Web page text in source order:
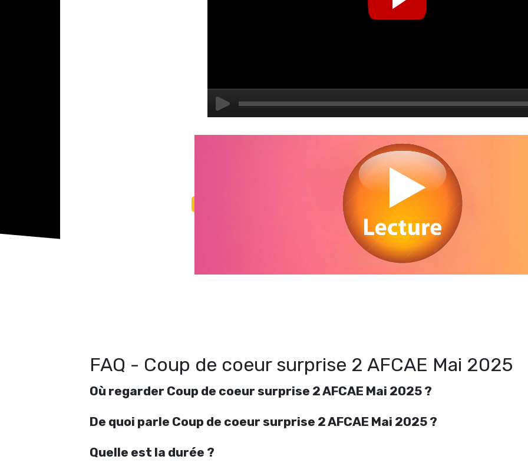
FAQ - Coup de coeur surprise 2 AFCAE Mai 2025
Où regarder Coup de coeur surprise 2 AFCAE Mai 2025 ?
De quoi parle Coup de coeur surprise 2 AFCAE Mai 2025 ?
Quelle est la durée ?